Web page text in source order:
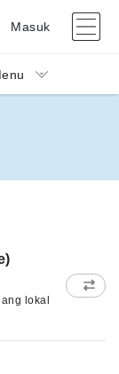
Masuk
lokal